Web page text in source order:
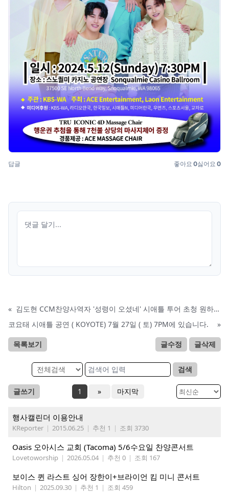
답글 좋아요 0싫어요 0
«
김도현 CCM찬양사역자 '성령이 오셨네' 시애틀 투어 초청 원하시는 교회
코요태 시애틀 공연 ( KOYOTE) 7월 27일 ( 토) 7PM에 있습니다.
»
목록보기 글수정 글삭제
검색
글쓰기 1 » 마지막
행사캘린더 이용안내
KReporter | 2015.06.25 | 추천 1 | 조회 3730
Oasis 오아시스 교회 (Tacoma) 5/6수요일 찬양콘서트
Lovetoworship | 2026.05.04 | 추천 0 | 조회 167
보이스 퀸 라스트 싱어 장한이+브라이언 킴 미니 콘서트
Hilton | 2025.09.30 | 추천 1 | 조회 459